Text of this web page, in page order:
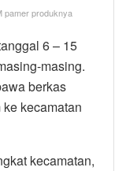
pamer produknya
6 – 15
masing.
berkas
kecamatan
kecamatan,